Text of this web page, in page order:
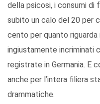
della psicosi, i consumi di
subito un calo del 20 per
cento per quanto
ingiustamente incriminati
registrate in Germania. E
anche per l’intera filiera
drammatiche.